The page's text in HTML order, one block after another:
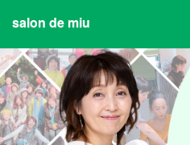
salon de miu